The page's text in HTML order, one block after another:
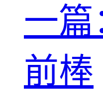
一篇
前棒